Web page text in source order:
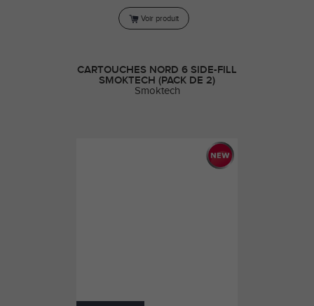
Voir produit
CARTOUCHES NORD 6 SIDE-FILL
SMOKTECH (PACK DE 2)
Smoktech